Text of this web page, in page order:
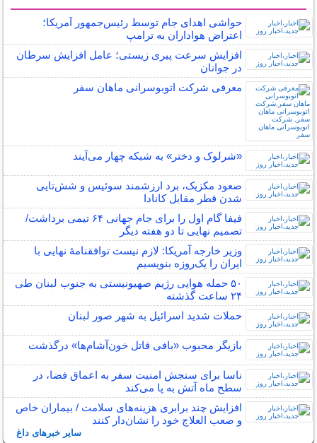
حواشی اهدای جام توسط رئیس‌جمهور آمریکا؛
اعتراض هواداران به ترامپ
افزایش سرعت پیری زیستی؛ عامل افزایش سرطان
در جوانان
معرفی شرکت اتوبوسرانی ماهان سفر
«شرلوک و دختر» به شبکه چهار می‌آیند
صعود مکزیک، برد ارزشمند سوئیس و شش‌تایی
شدن قطر مقابل کانادا
فیفا گام اول را برای جام جهانی ۶۴ تیمی برداشت/
تصمیم نهایی تا دو هفته دیگر
وزیر خارجه آمریکا: لازم نیست توافقنامهٔ نهایی با
ایران را یک‌روزه بنویسیم
۵۰ حمله هوایی رژیم صهیونیستی به جنوب لبنان طی
۲۴ ساعت گذشته
حملات شدید اسرائیل به شهر صور لبنان
بازیگر محبوب «بافی قاتل خون‌آشام‌ها» درگذشت
ناسا برای سنجش امنیت سفر به اعماق فضا، در
سطح ماه آتش به پا می‌کند
افزایش چند برابری هزینه‌های سلامت / بیماران خاص
و صعب العلاج خود را نشان‌دار کنند
سایر خبرهای داغ